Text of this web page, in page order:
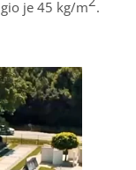
je 45 kg/m .